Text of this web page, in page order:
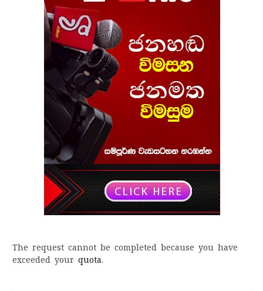
The request cannot be completed because you have
exceeded your quota.